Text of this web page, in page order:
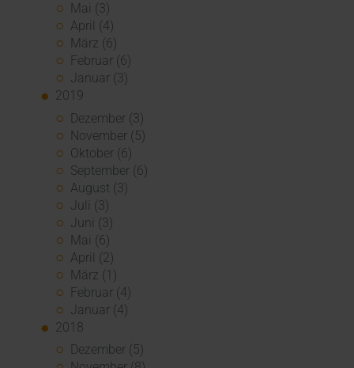
Mai (3)
April (4)
März (6)
Februar (6)
Januar (3)
2019
Dezember (3)
November (5)
Oktober (6)
September (6)
August (3)
Juli (3)
Juni (3)
Mai (6)
April (2)
März (1)
Februar (4)
Januar (4)
2018
Dezember (5)